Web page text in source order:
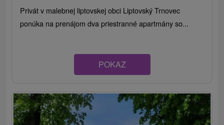
Privát v malebnej liptovskej obci Liptovský Trnovec
ponúka na prenájom dva priestranné apartmány so...
POKAZ